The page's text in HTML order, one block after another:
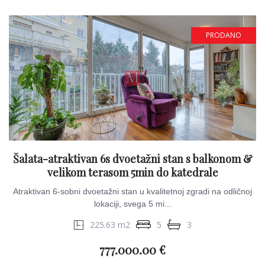
PRODANO
Šalata-atraktivan 6s dvoetažni stan s balkonom &
velikom terasom 5min do katedrale
Atraktivan 6-sobni dvoetažni stan u kvalitetnoj zgradi na odličnoj
lokaciji, svega 5 mi...
225.63 m2 5 3
777.000.00 €